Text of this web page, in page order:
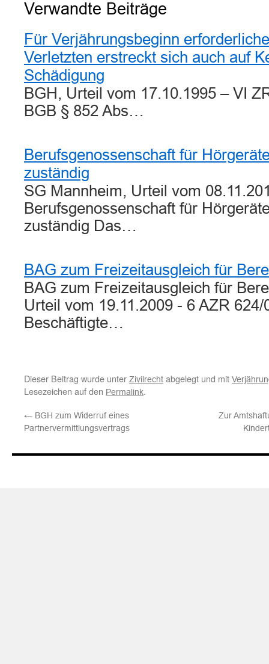
Verwandte Beiträge
Für Verjährungsbeginn
Verletzten erstreckt sich auch auf
Schädigung
BGH, Urteil vom 17.10.1995 – VI
BGB § 852 Abs…
Berufsgenossenschaft für
zuständig
SG Mannheim, Urteil vom
Berufsgenossenschaft für
zuständig Das…
BAG zum Freizeitausgleich für
BAG zum Freizeitausgleich für
Urteil vom 19.11.2009 - 6 AZR 624/
Beschäftigte…
Dieser Beitrag wurde unter Zivilrecht abgelegt und mit
Lesezeichen auf den Permalink.
← BGH zum Widerruf eines
Partnervermittlungsvertrags
Zur